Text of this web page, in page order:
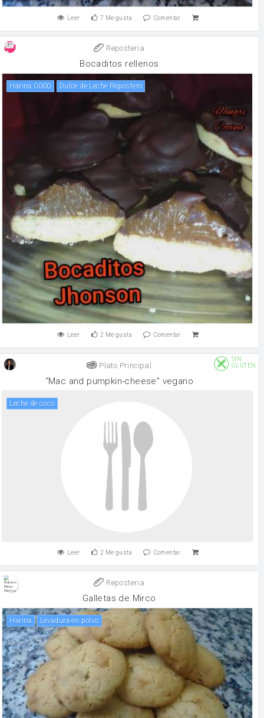
Leer 7 Me gusta Comentar
Reposteria
Bocaditos rellenos
Harina 0000 Dulce de Leche Repostero
Leer 2 Me gusta Comentar
Plato Principal
SIN
GLUTEN
“Mac and pumpkin-cheese” vegano
Leche de coco
Leer 2 Me gusta Comentar
Reposteria
Galletas de Mirco
harina levadura en polvo